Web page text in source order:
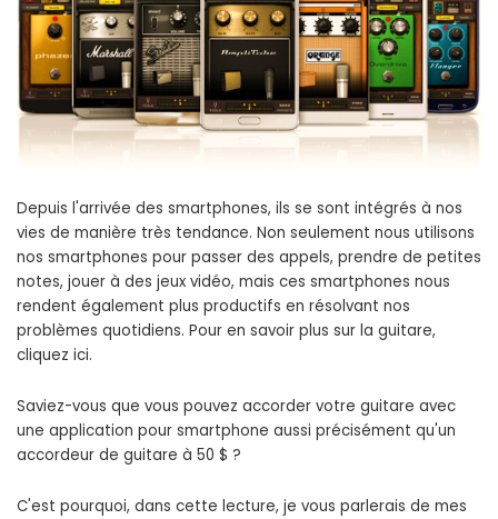
Depuis l'arrivée des smartphones, ils se sont intégrés à nos
vies de manière très tendance. Non seulement nous utilisons
nos smartphones pour passer des appels, prendre de petites
notes, jouer à des jeux vidéo, mais ces smartphones nous
rendent également plus productifs en résolvant nos
problèmes quotidiens. Pour en savoir plus sur la guitare,
cliquez ici.
Saviez-vous que vous pouvez accorder votre guitare avec
une application pour smartphone aussi précisément qu'un
accordeur de guitare à 50 $ ?
C'est pourquoi, dans cette lecture, je vous parlerais de mes